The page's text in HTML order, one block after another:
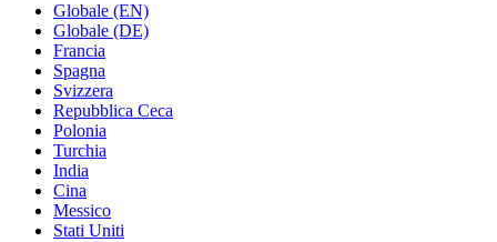
Globale (EN)
Globale (DE)
Francia
Spagna
Svizzera
Repubblica Ceca
Polonia
Turchia
India
Cina
Messico
Stati Uniti